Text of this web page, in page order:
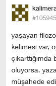
yaşayan
kelimesi var,
oluyorsa.
müşahede